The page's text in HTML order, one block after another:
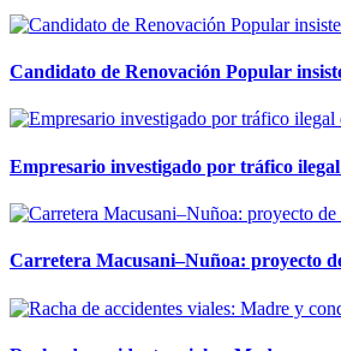
Candidato de Renovación Popular
Empresario investigado por tráfico
Carretera Macusani–Nuñoa: proyecto